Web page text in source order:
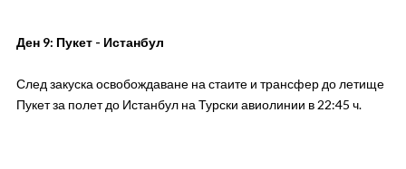
Ден 9: Пукет - Истанбул
След закуска освобождаване на стаите и трансфер до летище
Пукет за полет до Истанбул на Турски авиолинии в 22:45 ч.